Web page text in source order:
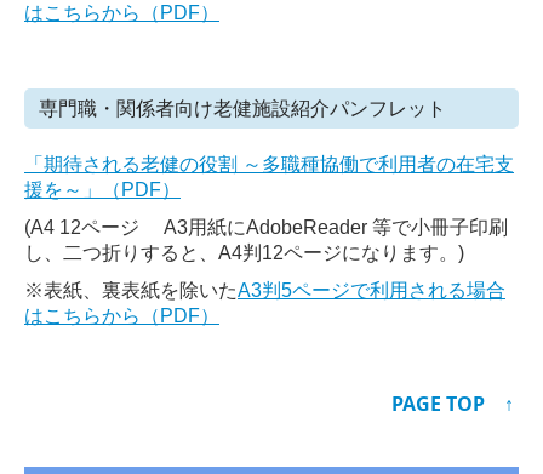
はこちらから
（PDF）
専門職・関係者向け老健施設紹介パンフレット
「期待される老健の役割 ～多職種協働で利用者の在宅支
援を～」
（PDF）
(A4 12ページ A3用紙にAdobeReader 等で小冊子印刷
し、二つ折りすると、A4判12ページになります。)
※表紙、裏表紙を除いたA3判5ページで利用される場合
はこちらから（PDF）
PAGE TOP ↑